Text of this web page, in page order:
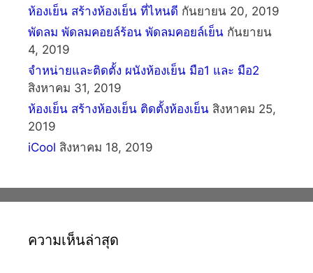
ห้องเย็น สร้างห้องเย็น ที่ไหนดี กันยายน 20, 2019
พัดลม พัดลมคอยล์ร้อน พัดลมคอยล์เย็น กันยายน
4, 2019
จำหน่ายและติดตั้ง ผนังห้องเย็น มือ1 และ มือ2
สิงหาคม 31, 2019
ห้องเย็น สร้างห้องเย็น ติดตั้งห้องเย็น สิงหาคม 25,
2019
iCool สิงหาคม 18, 2019
ความเห็นล่าสุด